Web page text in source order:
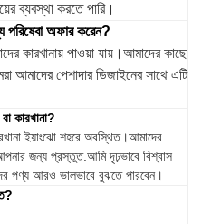
ব্যবস্থা করতে পারি।
অফার করেন?
কারখানায় পাওয়া যায়।আমাদের কাছে
আমাদের পেশাদার ডিজাইনের সাথে এটি
কারখানা?
ইয়াংঝো শহরে অবস্থিত।আমাদের
জন্য প্রস্তুত.আমি দৃঢ়ভাবে বিশ্বাস
পণ্য আরও ভালভাবে বুঝতে পারবেন।